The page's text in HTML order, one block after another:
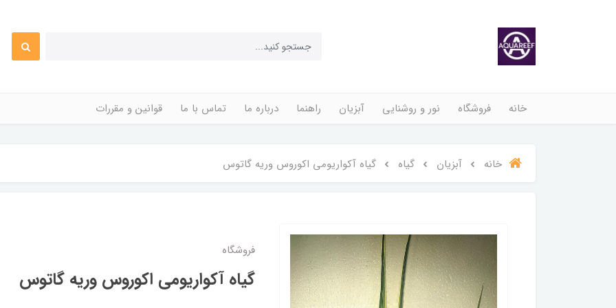
خانه فروشگاه نور و روشنایی آبزیان راهنما درباره ما تماس با ما قوانین و مقررات
خانه آبزیان گیاه گیاه آکواریومی اکوروس وریه گاتوس
فروشگاه
گیاه آکواریومی اکوروس وریه گاتوس